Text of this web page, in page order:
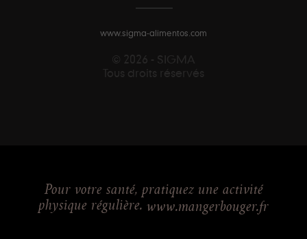
www.sigma-alimentos.com
© 2026 - SIGMA
Tous droits réservés
Pour votre santé, pratiquez une activité
physique régulière. www.mangerbouger.fr